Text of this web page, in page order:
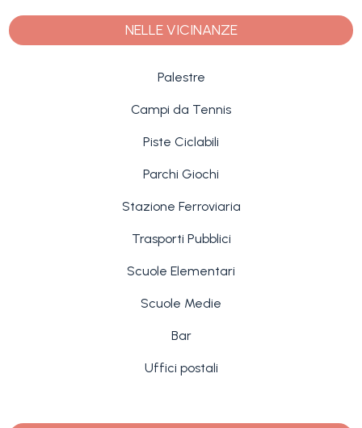
NELLE VICINANZE
Palestre
Campi da Tennis
Piste Ciclabili
Parchi Giochi
Stazione Ferroviaria
Trasporti Pubblici
Scuole Elementari
Scuole Medie
Bar
Uffici postali